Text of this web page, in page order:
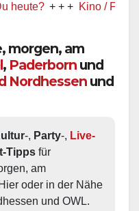
+ + + Kino / Film + + +
morgen, am
, Paderborn und
Nordhessen und
-, Party-, Live-
Tipps
am
oder in der Nähe
und OWL.